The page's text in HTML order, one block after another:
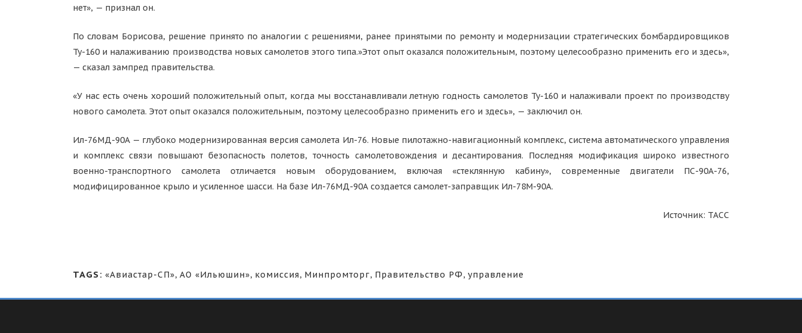
нет», — признал он.
По словам Борисова, решение принято по аналогии с решениями, ранее принятыми по ремонту и модернизации стратегических бомбардировщиков
Ту-160 и налаживанию производства новых самолетов этого типа.»Этот опыт оказался положительным, поэтому целесообразно применить его и здесь»,
— сказал зампред правительства.
«У нас есть очень хороший положительный опыт, когда мы восстанавливали летную годность самолетов Ту-160 и налаживали проект по производству
нового самолета. Этот опыт оказался положительным, поэтому целесообразно применить его и здесь», — заключил он.
Ил-76МД-90А — глубоко модернизированная версия самолета Ил-76. Новые пилотажно-навигационный комплекс, система автоматического управления
и комплекс связи повышают безопасность полетов, точность самолетовождения и десантирования. Последняя модификация широко известного
военно-транспортного самолета отличается новым оборудованием, включая «стеклянную кабину», современные двигатели ПС-90А-76,
модифицированное крыло и усиленное шасси. На базе Ил-76МД-90А создается самолет-заправщик Ил-78М-90А.
Источник: ТАСС
TAGS: «Авиастар-СП», АО «Ильюшин», комиссия, Минпромторг, Правительство РФ, управление